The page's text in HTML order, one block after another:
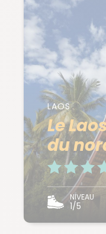
LAOS
Le
du
NIVEAU
1/5